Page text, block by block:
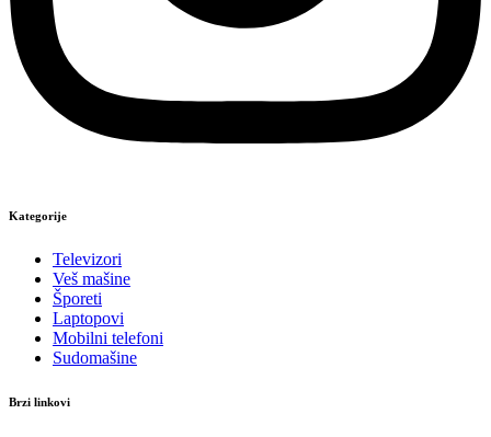
Kategorije
Televizori
Veš mašine
Šporeti
Laptopovi
Mobilni telefoni
Sudomašine
Brzi linkovi